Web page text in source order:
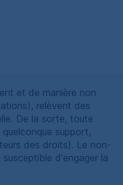
et de manière non
relèvent des
De la sorte, toute
support,
des droits). Le non-
d'engager la